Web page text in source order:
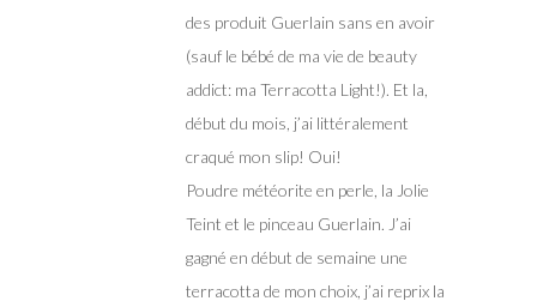
des produit Guerlain sans en avoir
(sauf le bébé de ma vie de beauty
addict: ma Terracotta Light!). Et la,
début du mois, j’ai littéralement
craqué mon slip! Oui!
Poudre météorite en perle, la Jolie
Teint et le pinceau Guerlain. J’ai
gagné en début de semaine une
terracotta de mon choix, j’ai reprix la